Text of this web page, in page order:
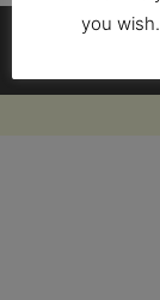
Condizioni di Venditayou wish.